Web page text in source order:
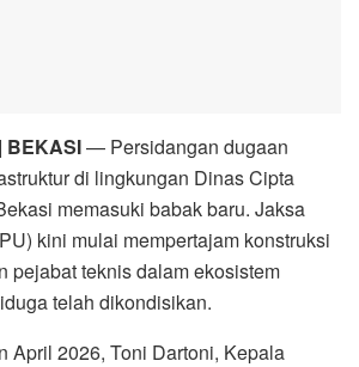
BEKASI— Persidangan dugaan
di lingkungan Dinas Cipta
memasuki babak baru. Jaksa
kini mulai mempertajam konstruksi
pejabat teknis dalam ekosistem
telah dikondisikan.
April 2026, Toni Dartoni, Kepala